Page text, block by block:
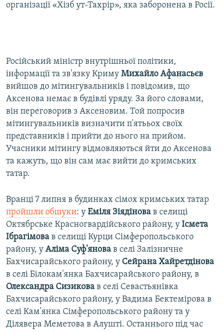
організації «Хізб ут-Тахрір», яка заборонена в Росії.
Російський міністр внутрішньої політики,
інформації та зв'язку Криму Михайло Афанасьєв
вийшов до мітингувальників і повідомив, що
Аксенова немає в будівлі уряду. За його словами,
він переговорив з Аксеновим. Той попросив
мітингувальників визначити п'ятььох своїх
представників і прийти до нього на прийом.
Учасники мітингу відмовляються йти до Аксенова
та кажуть, що він сам має вийти до кримських
татар.
Вранці 7 липня в будинках сімох кримських татар
пройшли обшуки: у Еміля Зіядінова в селищі
Октябрське Красногвардійського району, у Ісмета
Ібрагімова в селищі Курци Сімферопольського
району, у Аліма Суф'янова в селі Залізничне
Бахчисарайського району, у Сейрана Хайретдінова
в селі Білокам'янка Бахчисарайського району, в
Олександра Сизикова в селі Севастьянівка
Бахчисарайського району, у Вадима Бектемірова в
селі Кам'янка Сімферопольського району та у
Ділявера Меметова в Алушті. Останнього під час